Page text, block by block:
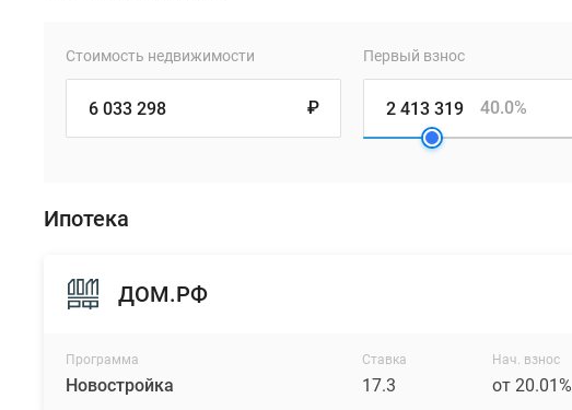
Стоимость недвижимости
₽
Первый взнос
40.0%
Ипотека
ДОМ.РФ
Программа
Новостройка
Ставка
17.3
Нач. взнос
от 20.01%